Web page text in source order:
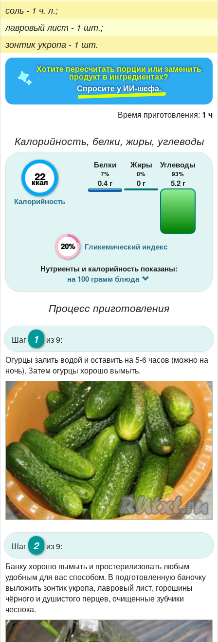
соль - 1 ч. л.;
лавровый лист - 1 шт.;
зонтик укропа - 1 шт.
Хотите пересчитать порции или заменить
продукт в ингредиентах?
Спросите у ИИ-шефа.
Время приготовления: 1 ч
Калорийность, белки, жиры, углеводы
22
ккал
Калорийность
Белки
7%
0.4 г
Жиры
0%
0 г
Углеводы
93%
5.2г
20% Гликемический индекс
Нутриенты и калорийность показаны:
на 100 грамм блюда
Процесс приготовления
Шаг 1
из 9:
Огурцы залить водой и оставить на 5-6 часов (можно на
ночь). Затем огурцы хорошо вымыть.
Шаг 2
из 9:
Банку хорошо вымыть и простерилизовать любым
удобным для вас способом. В подготовленную баночку
выложить зонтик укропа, лавровый лист, горошины
чёрного и душистого перцев, очищенные зубчики
чеснока.